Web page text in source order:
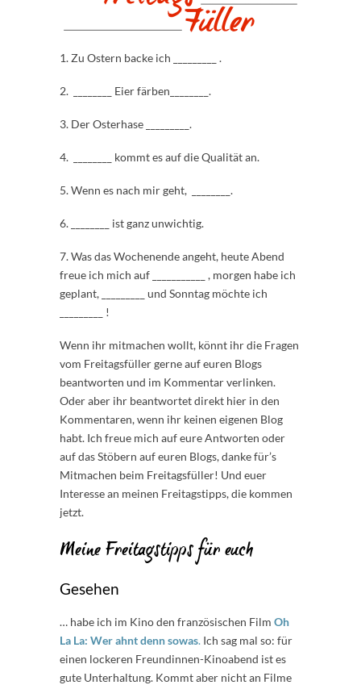
1. Zu Ostern backe ich _________ .
2. ________ Eier färben________.
3. Der Osterhase _________.
4. ________ kommt es auf die Qualität an.
5. Wenn es nach mir geht, ________.
6. ________ ist ganz unwichtig.
7. Was das Wochenende angeht, heute Abend
freue ich mich auf ___________ , morgen habe ich
geplant, _________ und Sonntag möchte ich
_________ !
Wenn ihr mitmachen wollt, könnt ihr die Fragen
vom Freitagsfüller gerne auf euren Blogs
beantworten und im Kommentar verlinken.
Oder aber ihr beantwortet direkt hier in den
Kommentaren, wenn ihr keinen eigenen Blog
habt. Ich freue mich auf eure Antworten oder
auf das Stöbern auf euren Blogs, danke für’s
Mitmachen beim Freitagsfüller! Und euer
Interesse an meinen Freitagstipps, die kommen
jetzt.
Meine Freitagstipps für euch
Gesehen
… habe ich im Kino den französischen Film Oh
La La: Wer ahnt denn sowas. Ich sag mal so: für
einen lockeren Freundinnen-Kinoabend ist es
gute Unterhaltung. Kommt aber nicht an Filme